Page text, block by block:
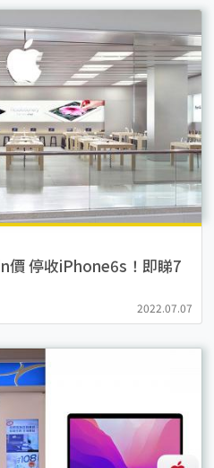
價 停收iPhone6s！即睇7
2022.07.07